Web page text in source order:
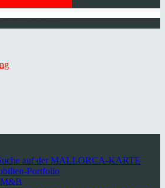
auf der MALLORCA-KARTE
Portfolio